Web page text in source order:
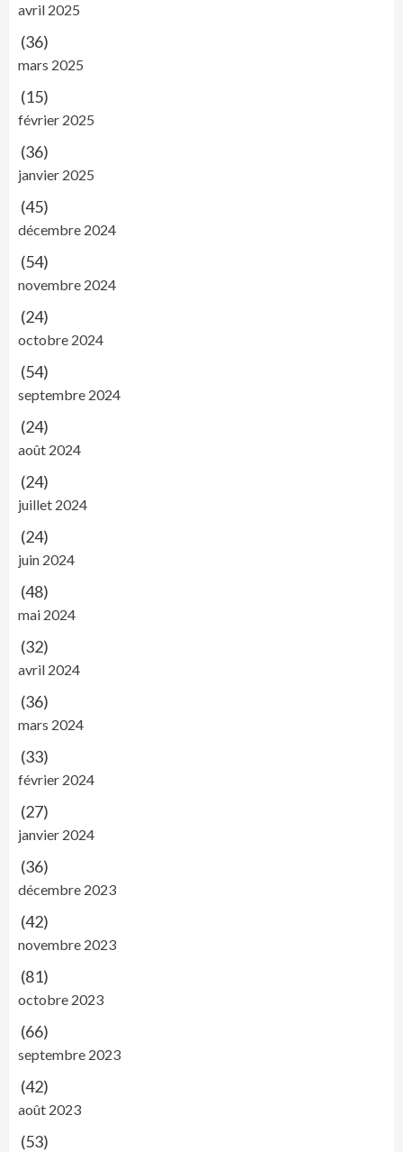
avril 2025
(36)
mars 2025
(15)
février 2025
(36)
janvier 2025
(45)
décembre 2024
(54)
novembre 2024
(24)
octobre 2024
(54)
septembre 2024
(24)
août 2024
(24)
juillet 2024
(24)
juin 2024
(48)
mai 2024
(32)
avril 2024
(36)
mars 2024
(33)
février 2024
(27)
janvier 2024
(36)
décembre 2023
(42)
novembre 2023
(81)
octobre 2023
(66)
septembre 2023
(42)
août 2023
(53)